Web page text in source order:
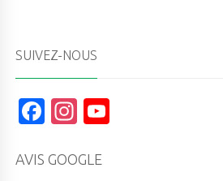
SUIVEZ-NOUS
F
a
c
In
st
a
AVIS GOOGLE